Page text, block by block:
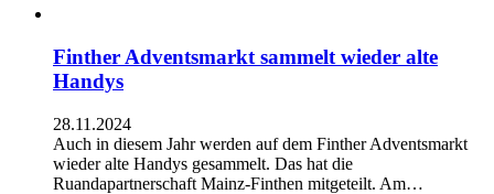
Finther Adventsmarkt sammelt wieder alte
Handys
28.11.2024
Auch in diesem Jahr werden auf dem Finther Adventsmarkt
wieder alte Handys gesammelt. Das hat die
Ruandapartnerschaft Mainz-Finthen mitgeteilt. Am…